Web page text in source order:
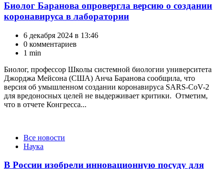
Биолог Баранова опровергла версию о создании
коронавируса в лаборатории
6 декабря 2024 в 13:46
0 комментариев
1 min
Биолог, профессор Школы системной биологии университета
Джорджа Мейсона (США) Анча Баранова сообщила, что
версия об умышленном создании коронавируса SARS-CoV-2
для вредоносных целей не выдерживает критики. Отметим,
что в отчете Конгресса...
КатегорииВсе новости
Наука
В России изобрели инновационную посуду для